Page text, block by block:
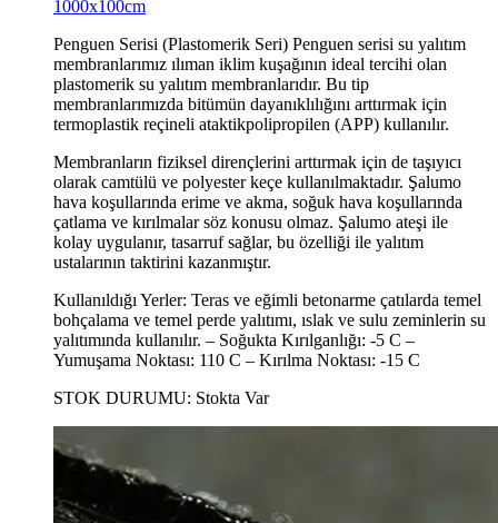
1000x100cm
Penguen Serisi (Plastomerik Seri) Penguen serisi su yalıtım
membranlarımız ılıman iklim kuşağının ideal tercihi olan
plastomerik su yalıtım membranlarıdır. Bu tip
membranlarımızda bitümün dayanıklılığını arttırmak için
termoplastik reçineli ataktikpolipropilen (APP) kullanılır.
Membranların fiziksel dirençlerini arttırmak için de taşıyıcı
olarak camtülü ve polyester keçe kullanılmaktadır. Şalumo
hava koşullarında erime ve akma, soğuk hava koşullarında
çatlama ve kırılmalar söz konusu olmaz. Şalumo ateşi ile
kolay uygulanır, tasarruf sağlar, bu özelliği ile yalıtım
ustalarının taktirini kazanmıştır.
Kullanıldığı Yerler: Teras ve eğimli betonarme çatılarda temel
bohçalama ve temel perde yalıtımı, ıslak ve sulu zeminlerin su
yalıtımında kullanılır. – Soğukta Kırılganlığı: -5 C –
Yumuşama Noktası: 110 C – Kırılma Noktası: -15 C
STOK DURUMU: Stokta Var